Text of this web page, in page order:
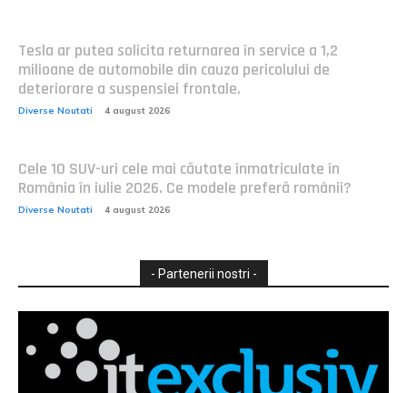
Tesla ar putea solicita returnarea în service a 1,2
milioane de automobile din cauza pericolului de
deteriorare a suspensiei frontale.
Diverse Noutati 4 august 2026
Cele 10 SUV-uri cele mai căutate înmatriculate în
România în iulie 2026. Ce modele preferă românii?
Diverse Noutati 4 august 2026
- Partenerii nostri -